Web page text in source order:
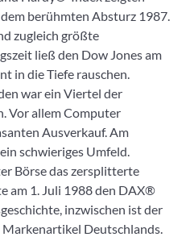
berühmten Absturz 1987.
zugleich größte
ließ den Dow Jones am
in die Tiefe rauschen.
war ein Viertel der
Vor allem Computer
Ausverkauf. Am
schwieriges Umfeld.
Börse das zersplitterte
am 1. Juli 1988 den DAX®
inzwischen ist der
Deutschlands.